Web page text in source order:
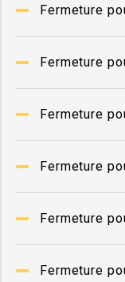
Fermeture
Fermeture
Fermeture
Fermeture
Fermeture
Fermeture